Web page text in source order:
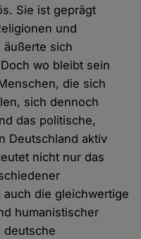
Sie ist geprägt
und
sich
wo bleibt sein
die sich
sich dennoch
das politische,
Deutschland aktiv
nicht nur das
die gleichwertige
humanistischer
deutsche